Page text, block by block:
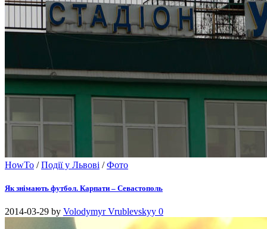
HowTo /Події у Львові /Фото
Як знімають футбол. Карпати – Севастополь
2014-03-29 by Volodymyr Vrublevskyy 0